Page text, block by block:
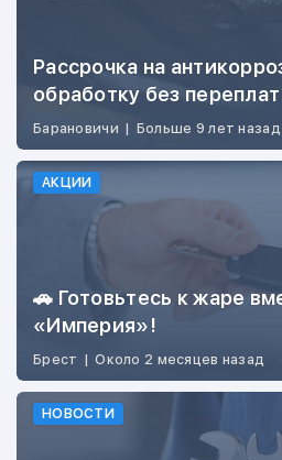
Рассрочка на
обработку без
Барановичи | Больше 9 лет назад
АКЦИИ
🚗 Готовьтесь к жаре
«Империя»!
Брест | Около 2 месяцев назад
НОВОСТИ